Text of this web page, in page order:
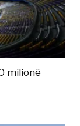
milionë